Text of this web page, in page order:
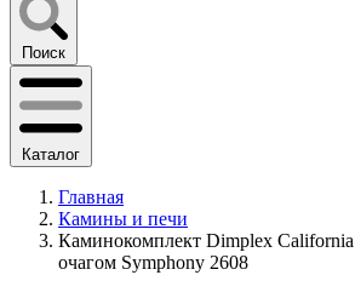
Поиск
Каталог
Главная
Камины и печи
Каминокомплект Dimplex
очагом Symphony 2608